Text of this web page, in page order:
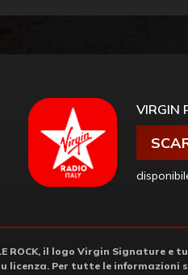
VIRGIN
ROCK, il logo Virgin
licenza. Per tutte le informazioni